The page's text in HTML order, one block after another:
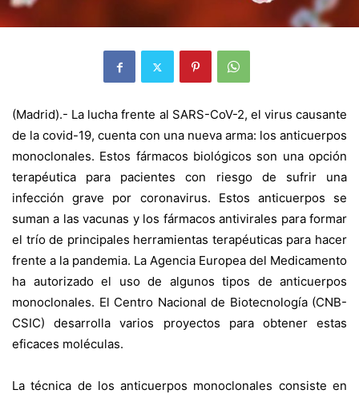
(Madrid).- La lucha frente al SARS-CoV-2, el virus causante
de la covid-19, cuenta con una nueva arma: los anticuerpos
monoclonales. Estos fármacos biológicos son una opción
terapéutica para pacientes con riesgo de sufrir una
infección grave por coronavirus. Estos anticuerpos se
suman a las vacunas y los fármacos antivirales para formar
el trío de principales herramientas terapéuticas para hacer
frente a la pandemia. La Agencia Europea del Medicamento
ha autorizado el usode algunos tipos de anticuerpos
monoclonales. El Centro Nacional de Biotecnología (CNB-
CSIC) desarrolla varios proyectos para obtener estas
eficaces moléculas.
La técnica de los anticuerpos monoclonales consiste en